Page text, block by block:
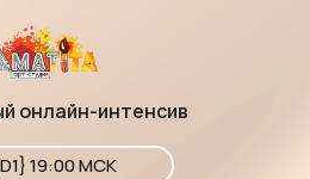
19:00 МСК
онлайн-интенсив